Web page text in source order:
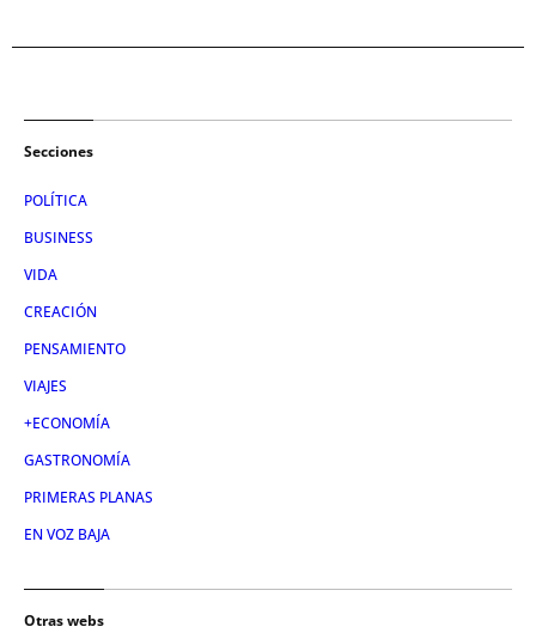
Secciones
POLÍTICA
BUSINESS
VIDA
CREACIÓN
PENSAMIENTO
VIAJES
+ECONOMÍA
GASTRONOMÍA
PRIMERAS PLANAS
EN VOZ BAJA
Otras webs